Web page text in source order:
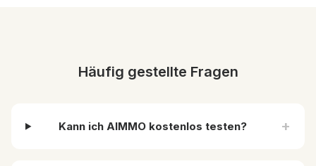
Häufig gestellte Fragen
Kann ich AIMMO kostenlos testen? +